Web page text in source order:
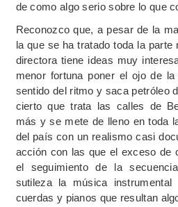
de como algo serio sobre lo que
Reconozco que, a pesar de la
la que se ha tratado toda la
directora tiene ideas muy
menor fortuna poner el ojo de
sentido del ritmo y saca petróleo
cierto que trata las calles de
más y se mete de lleno en toda
del país con un realismo casi
acción con las que el exceso de
el seguimiento de la
sutileza la música
cuerdas y pianos que resultan